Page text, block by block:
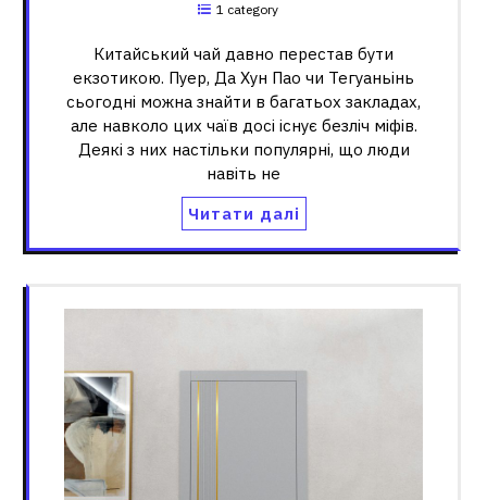
1 category
Китайський чай давно перестав бути
екзотикою. Пуер, Да Хун Пао чи Тегуаньінь
сьогодні можна знайти в багатьох закладах,
але навколо цих чаїв досі існує безліч міфів.
Деякі з них настільки популярні, що люди
навіть не
Читати далі